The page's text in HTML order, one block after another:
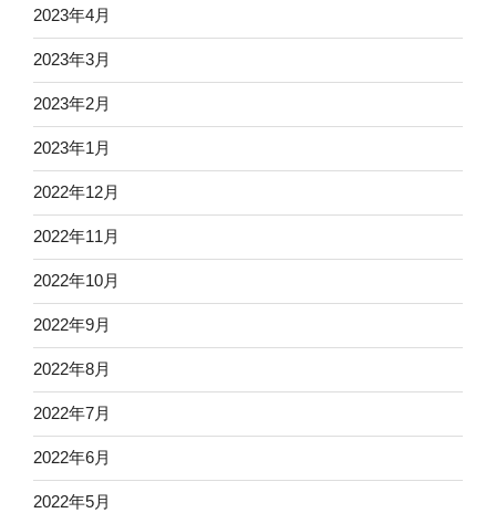
2023年4月
2023年3月
2023年2月
2023年1月
2022年12月
2022年11月
2022年10月
2022年9月
2022年8月
2022年7月
2022年6月
2022年5月